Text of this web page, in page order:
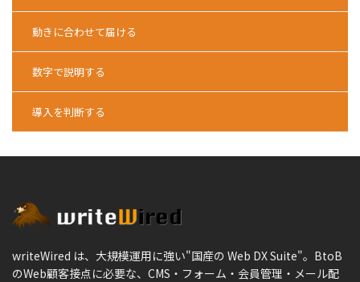
動きに合わせて届ける
数字で説明する
導入を判断する
writeWired は、大規模運用に強い"国産の Web DX Suite"。BtoB
のWeb顧客接点に必要な、CMS・フォーム・会員管理・メール配